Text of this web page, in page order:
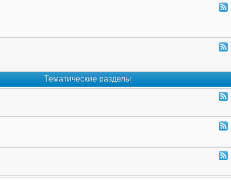
-
Тематические разделы
-
-
-